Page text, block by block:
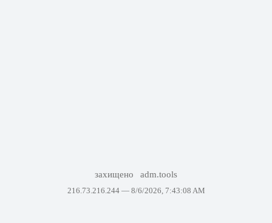
захищено adm.tools
216.73.216.244 — 8/6/2026, 7:43:08 AM